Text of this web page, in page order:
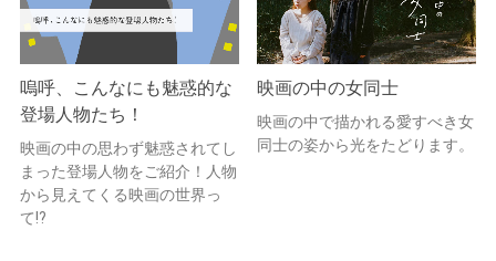
嗚呼、こんなにも魅惑的な
登場人物たち！
映画の中の思わず魅惑されてし
まった登場人物をご紹介！人物
から見えてくる映画の世界っ
て!?
映画の中の女同士
映画の中で描かれる愛すべき女
同士の姿から光をたどります。